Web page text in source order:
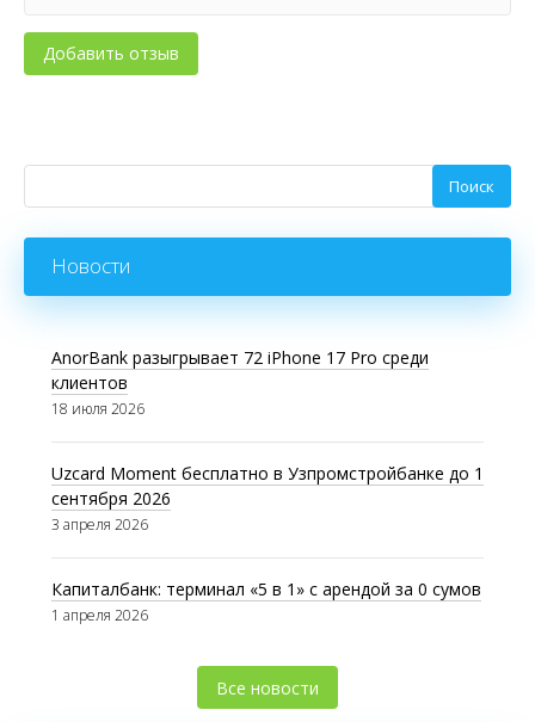
Новости
AnorBank разыгрывает 72 iPhone 17 Pro среди
клиентов
18 июля 2026
Uzcard Moment бесплатно в Узпромстройбанке до 1
сентября 2026
3 апреля 2026
Капиталбанк: терминал «5 в 1» с арендой за 0 сумов
1 апреля 2026
Все новости